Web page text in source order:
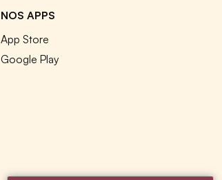
NOS APPS
App Store
Google Play